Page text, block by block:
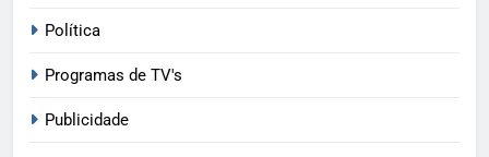
Política
Programas de TV's
Publicidade